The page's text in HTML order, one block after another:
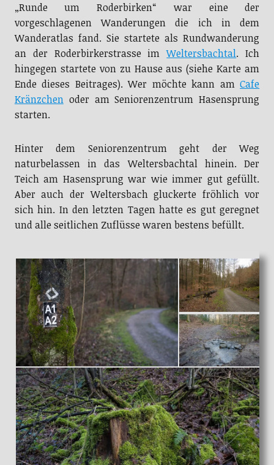
„Runde um Roderbirken“ war eine der
vorgeschlagenen Wanderungen die ich in dem
Wanderatlas fand. Sie startete als Rundwanderung
an der Roderbirkerstrasse imWeltersbachtal. Ich
hingegen startete von zu Hause aus (siehe Karte am
Ende dieses Beitrages). Wer möchte kann amCafe
Kränzchenoder am Seniorenzentrum Hasensprung
starten.
Hinter dem Seniorenzentrum geht der Weg
naturbelassen in das Weltersbachtal hinein. Der
Teich am Hasensprung war wie immer gut gefüllt.
Aber auch der Weltersbach gluckerte fröhlich vor
sich hin. In den letzten Tagen hatte es gut geregnet
und alle seitlichen Zuflüsse waren bestens befüllt.